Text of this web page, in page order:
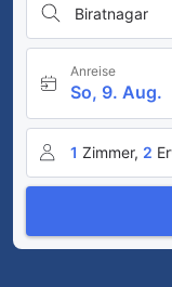
Biratnagar
Anreise
So, 9. Aug.
1 Zimmer, 2